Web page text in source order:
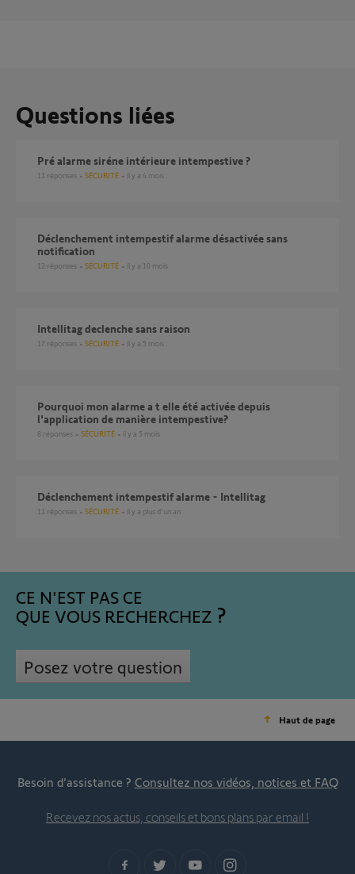
Questions liées
Pré alarme siréne intérieure intempestive ?
11 réponses SÉCURITÉ il y a 4 mois
Déclenchement intempestif alarme désactivée sans
notification
12 réponses SÉCURITÉ il y a 10 mois
Intellitag declenche sans raison
17 réponses SÉCURITÉ il y a 5 mois
Pourquoi mon alarme a t elle été activée depuis
l'application de manière intempestive?
8 réponses SÉCURITÉ il y a 5 mois
Déclenchement intempestif alarme - Intellitag
11 réponses SÉCURITÉ il y a plus d'un an
CE N'EST PAS CE
QUE VOUS RECHERCHEZ
Posez votre question
Haut de page
Besoin d’assistance ? Consultez nos vidéos, notices et FAQ
Recevez nos actus, conseils et bons plans par email !